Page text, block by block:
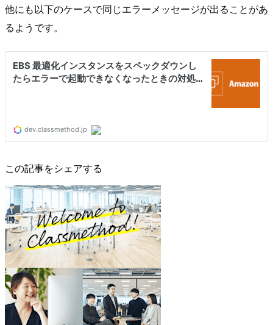
他にも以下のケースで同じエラーメッセージが出ることがあ
るようです。
この記事をシェアする